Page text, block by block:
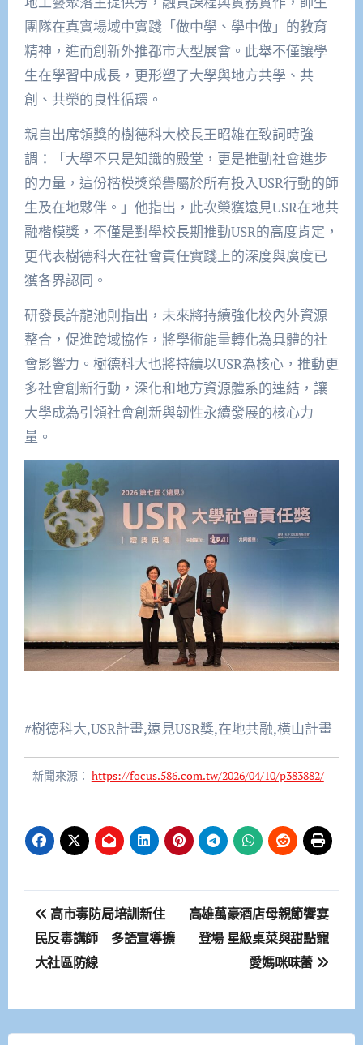
團隊在真實場域中實踐「做中學、學中做」的教育
精神，進而創新外推都市大型展會。此舉不僅讓學
生在學習中成長，更形塑了大學與地方共學、共
創、共榮的良性循環。
親自出席領獎的樹德科大校長王昭雄在致詞時強
調：「大學不只是知識的殿堂，更是推動社會進步
的力量，這份楷模獎榮譽屬於所有投入USR行動的師
生及在地夥伴。」他指出，此次榮獲遠見USR在地共
融楷模獎，不僅是對學校長期推動USR的高度肯定，
更代表樹德科大在社會責任實踐上的深度與廣度已
獲各界認同。
研發長許龍池則指出，未來將持續強化校內外資源
整合，促進跨域協作，將學術能量轉化為具體的社
會影響力。樹德科大也將持續以USR為核心，推動更
多社會創新行動，深化和地方資源體系的連結，讓
大學成為引領社會創新與韌性永續發展的核心力
量。
#樹德科大,USR計畫,遠見USR獎,在地共融,橫山計畫
新聞來源： https://focus.586.com.tw/2026/04/10/p383882/
文
章
導
覽
高市毒防局培訓新住
民反毒講師 多語宣導擴
大社區防線
高雄萬豪酒店母親節饗宴
登場 星級桌菜與甜點寵
愛媽咪味蕾